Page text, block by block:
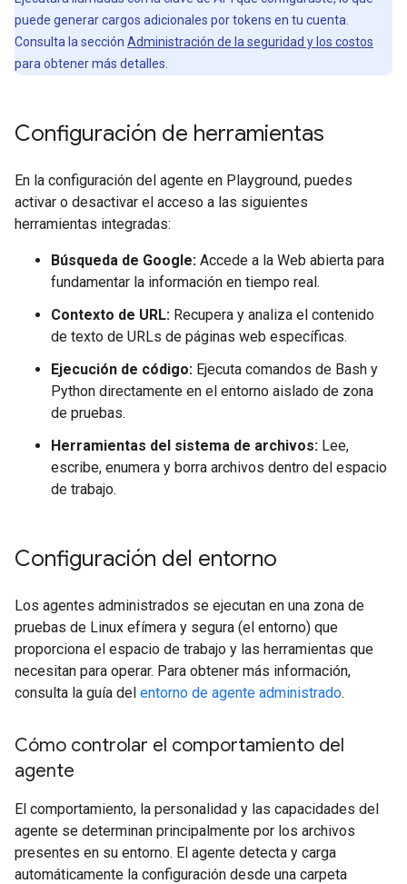
puede generar cargos adicionales por tokens en tu cuenta.
Consulta la sección Administración de la seguridad y los costos
para obtener más detalles.
Configuración de herramientas
En la configuración del agente en Playground, puedes
activar o desactivar el acceso a las siguientes
herramientas integradas:
Búsqueda de Google: Accede a la Web abierta para
fundamentar la información en tiempo real.
Contexto de URL: Recupera y analiza el contenido
de texto de URLs de páginas web específicas.
Ejecución de código: Ejecuta comandos de Bash y
Python directamente en el entorno aislado de zona
de pruebas.
Herramientas del sistema de archivos: Lee,
escribe, enumera y borra archivos dentro del espacio
de trabajo.
Configuración del entorno
Los agentes administrados se ejecutan en una zona de
pruebas de Linux efímera y segura (el entorno) que
proporciona el espacio de trabajo y las herramientas que
necesitan para operar. Para obtener más información,
consulta la guía del entorno de agente administrado.
Cómo controlar el comportamiento del
agente
El comportamiento, la personalidad y las capacidades del
agente se determinan principalmente por los archivos
presentes en su entorno. El agente detecta y carga
automáticamente la configuración desde una carpeta